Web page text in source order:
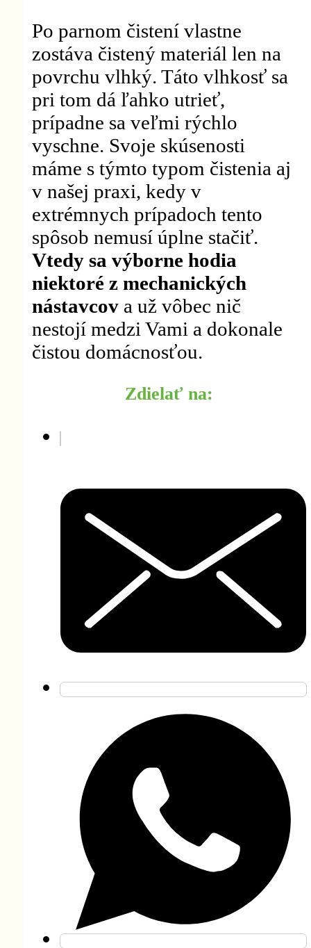
Po parnom čistení vlastne
zostáva čistený materiál len na
povrchu vlhký. Táto vlhkosť sa
pri tom dá ľahko utrieť,
prípadne sa veľmi rýchlo
vyschne. Svoje skúsenosti
máme s týmto typom čistenia aj
v našej praxi, kedy v
extrémnych prípadoch tento
spôsob nemusí úplne stačiť.
Vtedy sa výborne hodia
niektoré z mechanických
nástavcova už vôbec nič
nestojí medzi Vami a dokonale
čistou domácnosťou.
Zdielať na: